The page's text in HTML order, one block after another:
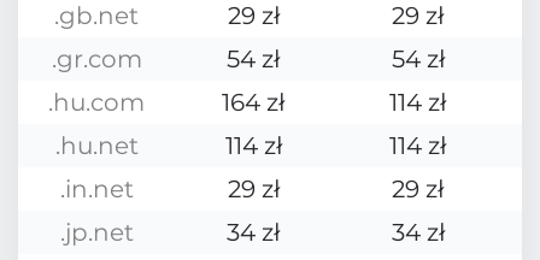
.gb.net
29 zł
29 zł
.gr.com
54 zł
54 zł
.hu.com
164 zł
114 zł
.hu.net
114 zł
114 zł
.in.net
29 zł
29 zł
.jp.net
34 zł
34 zł